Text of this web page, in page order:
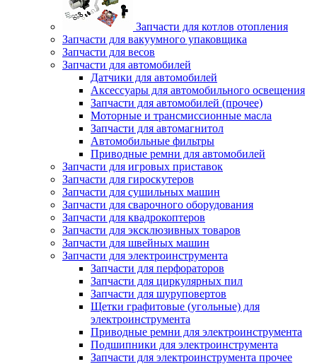
Запчасти для котлов отопления
Запчасти для вакуумного упаковщика
Запчасти для весов
Запчасти для автомобилей
Датчики для автомобилей
Аксессуары для автомобильного освещения
Запчасти для автомобилей (прочее)
Моторные и трансмиссионные масла
Запчасти для автомагнитол
Автомобильные фильтры
Приводные ремни для автомобилей
Запчасти для игровых приставок
Запчасти для гироскутеров
Запчасти для сушильных машин
Запчасти для сварочного оборудования
Запчасти для квадрокоптеров
Запчасти для эксклюзивных товаров
Запчасти для швейных машин
Запчасти для электроинструмента
Запчасти для перфораторов
Запчасти для циркулярных пил
Запчасти для шуруповертов
Щетки графитовые (угольные) для
электроинструмента
Приводные ремни для электроинструмента
Подшипники для электроинструмента
Запчасти для электроинструмента прочее